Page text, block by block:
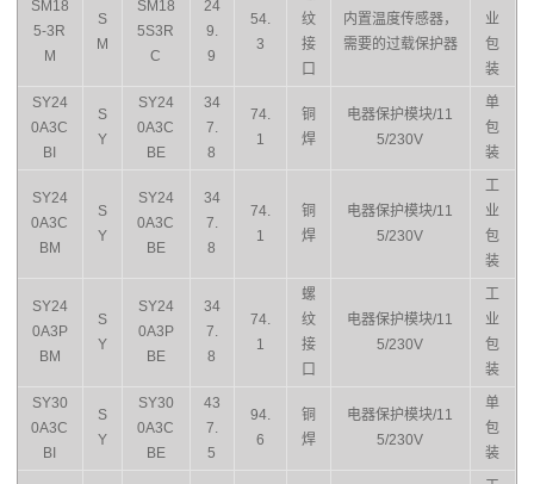
SM18
5-3R
M
S
M
SM18
5S3R
C
24
9.
9
54.
3
纹
接
口
内置温度传感器，
需要的过载保护器
业
包
装
SY24
0A3C
BI
S
Y
SY24
0A3C
BE
34
7.
8
74.
1
铜
焊
电器保护模块/11
5/230V
单
包
装
SY24
0A3C
BM
S
Y
SY24
0A3C
BE
34
7.
8
74.
1
铜
焊
电器保护模块/11
5/230V
工
业
包
装
SY24
0A3P
BM
S
Y
SY24
0A3P
BE
34
7.
8
74.
1
螺
纹
接
口
电器保护模块/11
5/230V
工
业
包
装
SY30
0A3C
BI
S
Y
SY30
0A3C
BE
43
7.
5
94.
6
铜
焊
电器保护模块/11
5/230V
单
包
装